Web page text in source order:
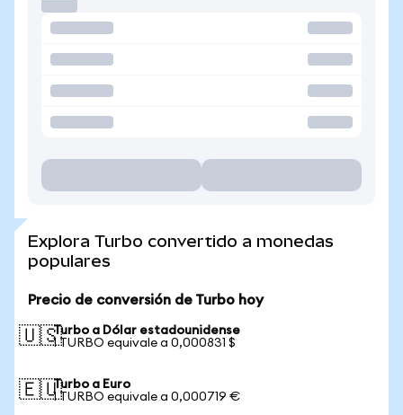
Explora Turbo convertido a monedas
populares
Precio de conversión de Turbo hoy
🇺🇸Turbo a Dólar estadounidense
1 TURBO equivale a 0,000831 $
🇪🇺Turbo a Euro
1 TURBO equivale a 0,000719 €